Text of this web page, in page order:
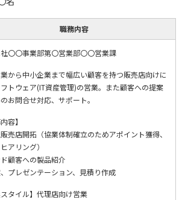
職務内容
〇〇事業部第〇営業部〇〇営業課
から中小企業まで幅広い顧客を持つ販売店向けに
トウェア(IT資産管理)の営業。また顧客への提案
お問合せ対応、サポート。
容】
販売店開拓（協業体制確立のためアポイント獲得、
アリング）
ド顧客への製品紹介
、プレゼンテーション、見積り作成
スタイル】代理店向け営業